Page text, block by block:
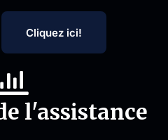
Cliquez ici!
l'assistance